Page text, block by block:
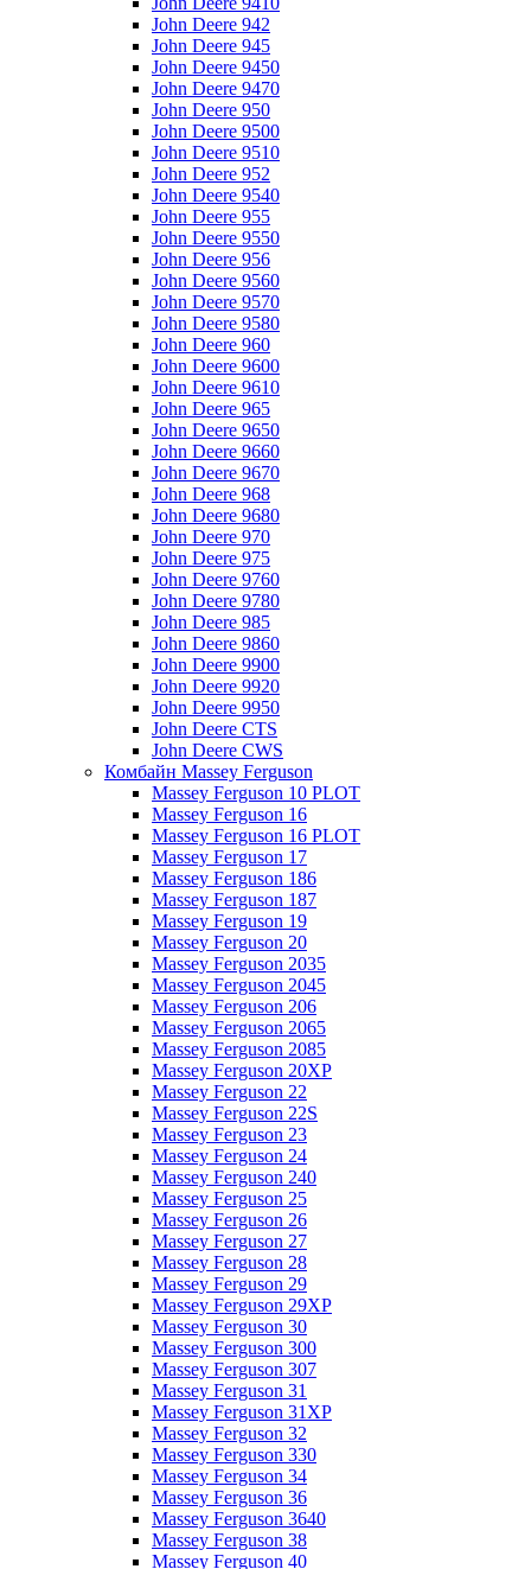
John Deere 942
John Deere 945
John Deere 9450
John Deere 9470
John Deere 950
John Deere 9500
John Deere 9510
John Deere 952
John Deere 9540
John Deere 955
John Deere 9550
John Deere 956
John Deere 9560
John Deere 9570
John Deere 9580
John Deere 960
John Deere 9600
John Deere 9610
John Deere 965
John Deere 9650
John Deere 9660
John Deere 9670
John Deere 968
John Deere 9680
John Deere 970
John Deere 975
John Deere 9760
John Deere 9780
John Deere 985
John Deere 9860
John Deere 9900
John Deere 9920
John Deere 9950
John Deere CTS
John Deere CWS
Комбайн Massey Ferguson
Massey Ferguson 10 PLOT
Massey Ferguson 16
Massey Ferguson 16 PLOT
Massey Ferguson 17
Massey Ferguson 186
Massey Ferguson 187
Massey Ferguson 19
Massey Ferguson 20
Massey Ferguson 2035
Massey Ferguson 2045
Massey Ferguson 206
Massey Ferguson 2065
Massey Ferguson 2085
Massey Ferguson 20XP
Massey Ferguson 22
Massey Ferguson 22S
Massey Ferguson 23
Massey Ferguson 24
Massey Ferguson 240
Massey Ferguson 25
Massey Ferguson 26
Massey Ferguson 27
Massey Ferguson 28
Massey Ferguson 29
Massey Ferguson 29XP
Massey Ferguson 30
Massey Ferguson 300
Massey Ferguson 307
Massey Ferguson 31
Massey Ferguson 31XP
Massey Ferguson 32
Massey Ferguson 330
Massey Ferguson 34
Massey Ferguson 36
Massey Ferguson 3640
Massey Ferguson 38
Massey Ferguson 40